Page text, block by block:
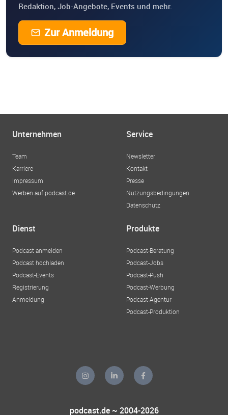
Redaktion, Job-Angebote, Events und mehr.
Zur Anmeldung
Unternehmen
Team
Karriere
Impressum
Werben auf podcast.de
Service
Newsletter
Kontakt
Presse
Nutzungsbedingungen
Datenschutz
Dienst
Podcast anmelden
Podcast hochladen
Podcast-Events
Registrierung
Anmeldung
Produkte
Podcast-Beratung
Podcast-Jobs
Podcast-Push
Podcast-Werbung
Podcast-Agentur
Podcast-Produktion
podcast.de ~ 2004-2026